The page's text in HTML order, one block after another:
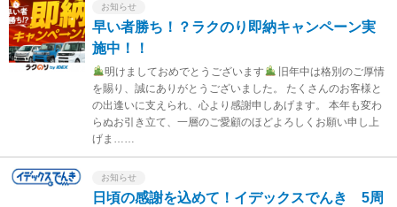
お知らせ
早い者勝ち！？ラクのり即納キャンペーン実
施中！！
明けましておめでとうございます
旧年中は格別のご厚情
を賜り、誠にありがとうございました。 たくさんのお客様と
の出逢いに支えられ、心より感謝申しあげます。 本年も変わ
らぬお引き立て、一層のご愛顧のほどよろしくお願い申し上
げま……
お知らせ
日頃の感謝を込めて！イデックスでんき 5周